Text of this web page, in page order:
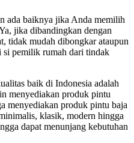
ada baiknya jika Anda memilih
jika dibandingkan dengan
tidak mudah dibongkar ataupun
si pemilik rumah dari tindak
baik di Indonesia adalah
menyediakan produk pintu
menyediakan produk pintu baja
klasik, modern hingga
dapat menunjang kebutuhan